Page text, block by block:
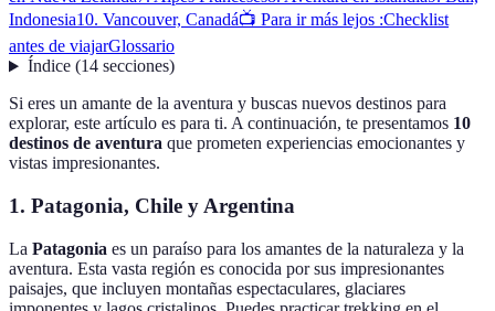
Indonesia10. Vancouver, Canadá📺 Para ir más lejos :Checklist
antes de viajarGlossario
Índice(14 secciones)
Si eres un amante de la aventura y buscas nuevos destinos para
explorar, este artículo es para ti. A continuación, te presentamos 10
destinos de aventura que prometen experiencias emocionantes y
vistas impresionantes.
1. Patagonia, Chile y Argentina
La Patagonia es un paraíso para los amantes de la naturaleza y la
aventura. Esta vasta región es conocida por sus impresionantes
paisajes, que incluyen montañas espectaculares, glaciares